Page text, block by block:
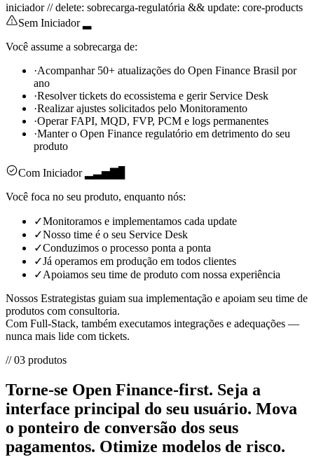
iniciador // delete: sobrecarga-regulatória && update: core-products
Sem Iniciador ▂
Você assume a sobrecarga de:
·Acompanhar 50+ atualizações do Open Finance Brasil por
ano
·Resolver tickets do ecossistema e gerir Service Desk
·Realizar ajustes solicitados pelo Monitoramento
·Operar FAPI, MQD, FVP, PCM e logs permanentes
·Manter o Open Finance regulatório em detrimento do seu
produto
Com Iniciador ▂▃▅▇▊
Você foca no seu produto, enquanto nós:
✓Monitoramos e implementamos cada update
✓Nosso time é o seu Service Desk
✓Conduzimos o processo ponta a ponta
✓Já operamos em produção em todos clientes
✓Apoiamos seu time de produto com nossa experiência
Nossos Estrategistas guiam sua implementação e apoiam seu time de
produtos com consultoria.
Com Full-Stack, também executamos integrações e adequações —
nunca mais lide com tickets.
// 03 produtos
Torne-se Open Finance-first. Seja a
interface principal do seu usuário. Mova
o ponteiro de conversão dos seus
pagamentos. Otimize modelos de risco.